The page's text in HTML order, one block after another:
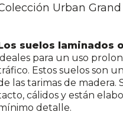
Urban Grand
suelos laminados
para un uso
Estos suelos son
las tarimas de madera.
cálidos y están
detalle.